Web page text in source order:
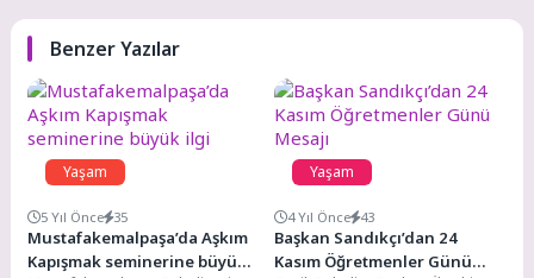
Benzer Yazılar
Yaşam
5 Yıl Önce 35
Mustafakemalpaşa’da Aşkım
Kapışmak seminerine büyük
Yaşam
4 Yıl Önce 43
Başkan Sandıkçı’dan 24
Kasım Öğretmenler Günü